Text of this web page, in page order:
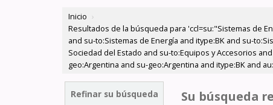
Inicio ›
Resultados de la búsqueda para 'ccl=su:"Sistemas de
and su-to:Sistemas de Energía and itype:BK and su-
Sociedad del Estado and su-to:Equipos y Accesorios
geo:Argentina and su-geo:Argentina and itype:BK and
Refinar su búsqueda Su búsqueda